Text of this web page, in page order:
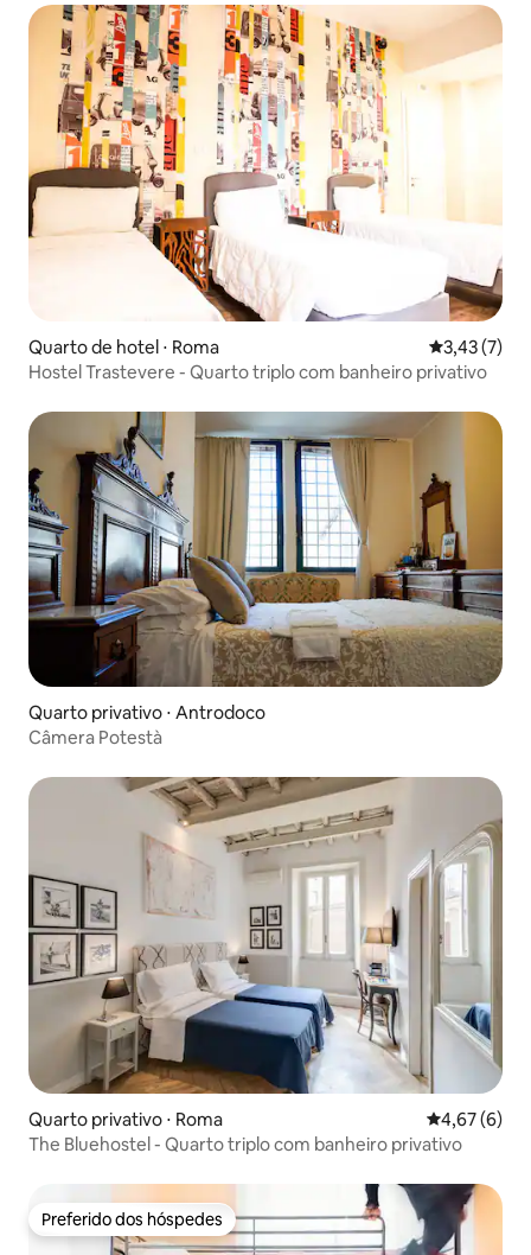
Quarto de hotel ⋅ Roma 3,43 de
3,43 (7)
Hostel Trastevere - Quarto triplo com banheiro privativo
Quarto privativo ⋅ Antrodoco
Câmera Potestà
Quarto privativo ⋅ Roma 4,67 de uma
4,67 (6)
The Bluehostel - Quarto triplo com banheiro privativo
Preferido dos hóspedes
Preferido dos hóspedes